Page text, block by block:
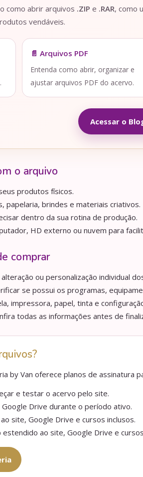
como abrir arquivos .ZIP e .RAR, como
vendáveis.
📄 Arquivos PDF
Entenda como abrir, organizar e
ajustar arquivos PDF do acervo.
Acessar o
o arquivo
produtos físicos.
papelaria, brindes e materiais criativos.
dentro da sua rotina de produção.
HD externo ou nuvem para
comprar
ou personalização individual
se possui os programas,
impressora, papel, tinta e
todas as informações antes de
by Van oferece planos de assinatura
e testar o acervo pelo site.
Drive durante o período ativo.
site, Google Drive e cursos inclusos.
estendido ao site, Google Drive e